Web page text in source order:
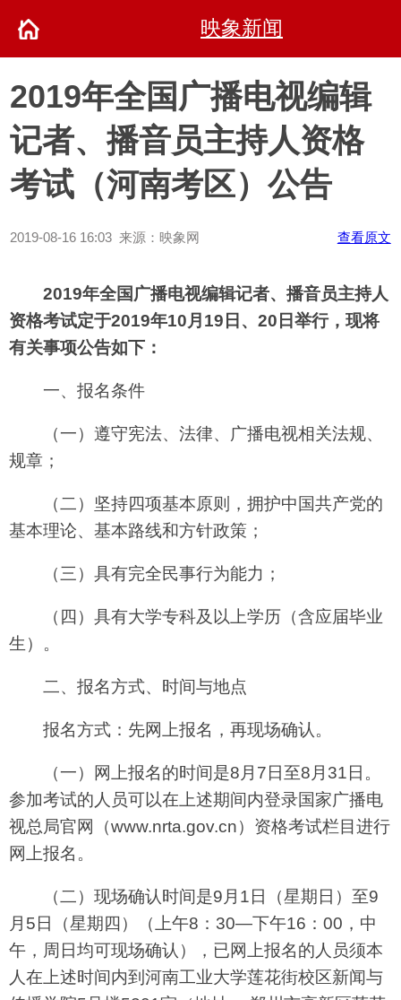
映象新闻
2019年全国广播电视编辑
记者、播音员主持人资格
考试（河南考区）公告
2019-08-16 16:03 来源：映象网 查看原文
2019年全国广播电视编辑记者、播音员主持人
资格考试定于2019年10月19日、20日举行，现将
有关事项公告如下：
一、报名条件
（一）遵守宪法、法律、广播电视相关法规、
规章；
（二）坚持四项基本原则，拥护中国共产党的
基本理论、基本路线和方针政策；
（三）具有完全民事行为能力；
（四）具有大学专科及以上学历（含应届毕业
生）。
二、报名方式、时间与地点
报名方式：先网上报名，再现场确认。
（一）网上报名的时间是8月7日至8月31日。
参加考试的人员可以在上述期间内登录国家广播电
视总局官网（www.nrta.gov.cn）资格考试栏目进行
网上报名。
（二）现场确认时间是9月1日（星期日）至9
月5日（星期四）（上午8：30—下午16：00，中
午，周日均可现场确认），已网上报名的人员须本
人在上述时间内到河南工业大学莲花街校区新闻与